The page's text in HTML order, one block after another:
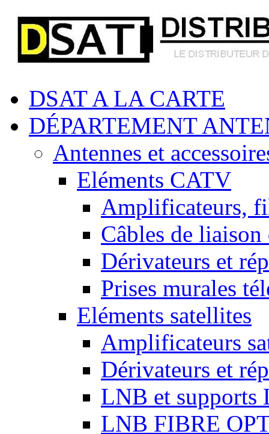
DSAT A LA CARTE
DÉPARTEMENT
Antennes et
Eléments CATV
Amplificateurs,
Câbles de liaison
Dérivateurs et
Prises murales
Eléments satellites
Amplificateurs
Dérivateurs et
LNB et supports
LNB FIBRE